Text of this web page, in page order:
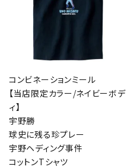
コンビネーションミール
【当店限定カラー/ネイビーボデ
ィ】
宇野勝
球史に残る珍プレー
宇野ヘディング事件
コットンTシャツ